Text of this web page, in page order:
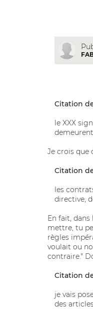
Citation
le XXX
Je crois que
Citation
les
directive,
En fait,
mettre, tu
règles
voulait ou
contraire."
Citation
je vais
des